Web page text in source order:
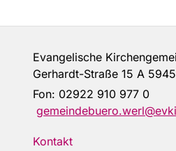
Evangelische
Gerhardt-Straße 15 A
Fon: 02922 910 977 0
Kontakt